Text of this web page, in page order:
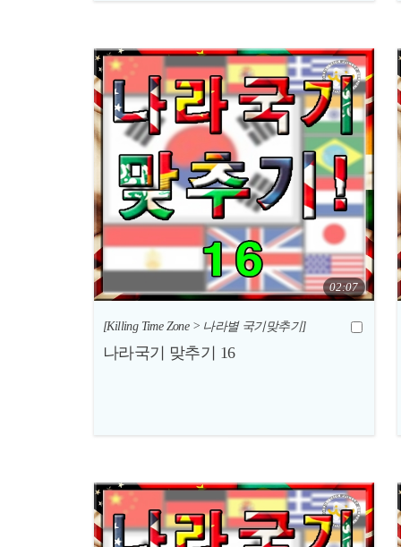
02:07
[Killing Time Zone > 나라별 국기맞추기]
나라국기 맞추기 16